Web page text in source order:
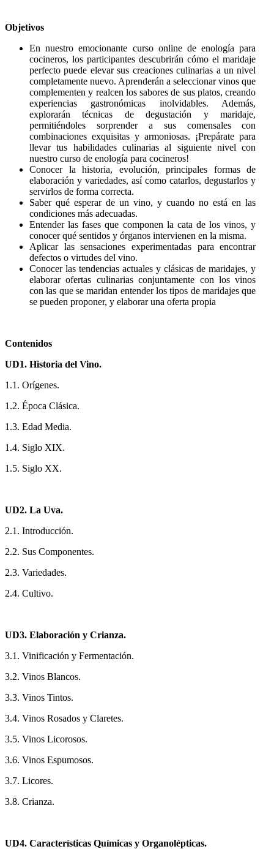
Objetivos
En nuestro emocionante curso online de enología para
cocineros, los participantes descubrirán cómo el maridaje
perfecto puede elevar sus creaciones culinarias a un nivel
completamente nuevo. Aprenderán a seleccionar vinos que
complementen y realcen los sabores de sus platos, creando
experiencias gastronómicas inolvidables. Además,
explorarán técnicas de degustación y maridaje,
permitiéndoles sorprender a sus comensales con
combinaciones exquisitas y armoniosas. ¡Prepárate para
llevar tus habilidades culinarias al siguiente nivel con
nuestro curso de enología para cocineros!
Conocer la historia, evolución, principales formas de
elaboración y variedades, así como catarlos, degustarlos y
servirlos de forma correcta.
Saber qué esperar de un vino, y cuando no está en las
condiciones más adecuadas.
Entender las fases que componen la cata de los vinos, y
conocer qué sentidos y órganos intervienen en la misma.
Aplicar las sensaciones experimentadas para encontrar
defectos o virtudes del vino.
Conocer las tendencias actuales y clásicas de maridajes, y
elaborar ofertas culinarias conjuntamente con los vinos
con las que se maridan entender los tipos de maridajes que
se pueden proponer, y elaborar una oferta propia
Contenidos
UD1. Historia del Vino.
1.1. Orígenes.
1.2. Época Clásica.
1.3. Edad Media.
1.4. Siglo XIX.
1.5. Siglo XX.
UD2. La Uva.
2.1. Introducción.
2.2. Sus Componentes.
2.3. Variedades.
2.4. Cultivo.
UD3. Elaboración y Crianza.
3.1. Vinificación y Fermentación.
3.2. Vinos Blancos.
3.3. Vinos Tintos.
3.4. Vinos Rosados y Claretes.
3.5. Vinos Licorosos.
3.6. Vinos Espumosos.
3.7. Licores.
3.8. Crianza.
UD4. Características Químicas y Organolépticas.